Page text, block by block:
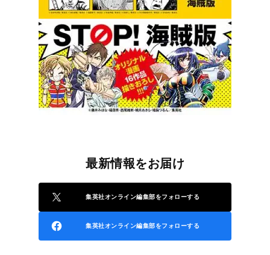
最新情報をお届け
集英社オンライン編集部をフォローする
集英社オンライン編集部をフォローする